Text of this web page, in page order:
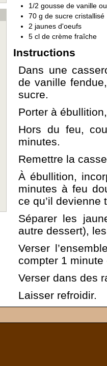
1/2 gousse de vanille
70 g de sucre cristallisé
2 jaunes d'oeufs
5 cl de crème fraîche
Instructions
Dans une
de vanille
sucre.
Porter à
Hors du feu,
minutes.
Remettre la
À ébullition,
minutes à feu
ce qu’il devienne
Séparer les
autre dessert),
Verser
compter 1 minute
Verser dans des
Laisser refroidir.